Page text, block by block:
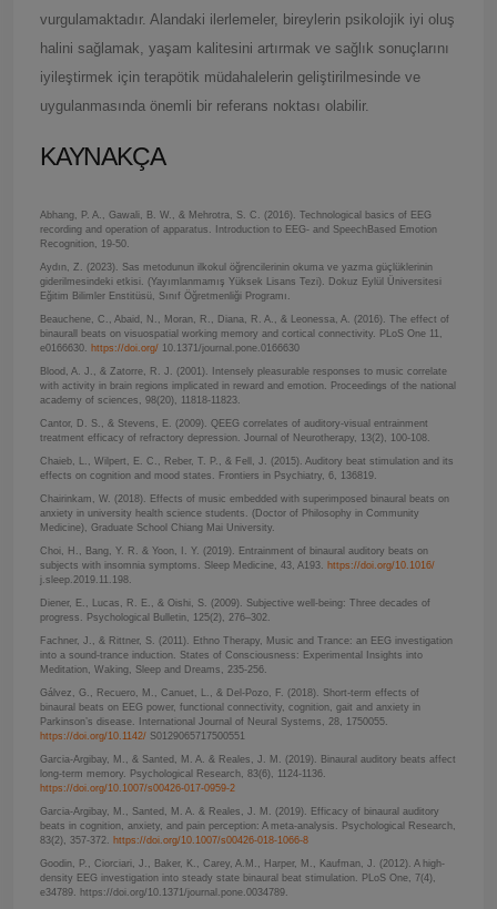
vurgulamaktadır. Alandaki ilerlemeler, bireylerin psikolojik iyi oluş
halini sağlamak, yaşam kalitesini artırmak ve sağlık sonuçlarını
iyileştirmek için terapötik müdahalelerin geliştirilmesinde ve
uygulanmasında önemli bir referans noktası olabilir.
KAYNAKÇA
Abhang, P. A., Gawali, B. W., & Mehrotra, S. C. (2016). Technological basics of EEG
recording and operation of apparatus. Introduction to EEG- and SpeechBased Emotion
Recognition, 19-50.
Aydın, Z. (2023). Sas metodunun ilkokul öğrencilerinin okuma ve yazma güçlüklerinin
giderilmesindeki etkisi. (Yayımlanmamış Yüksek Lisans Tezi). Dokuz Eylül Üniversitesi
Eğitim Bilimler Enstitüsü, Sınıf Öğretmenliği Programı.
Beauchene, C., Abaid, N., Moran, R., Diana, R. A., & Leonessa, A. (2016). The effect of
binaurall beats on visuospatial working memory and cortical connectivity. PLoS One 11,
e0166630. https://doi.org/ 10.1371/journal.pone.0166630
Blood, A. J., & Zatorre, R. J. (2001). Intensely pleasurable responses to music correlate
with activity in brain regions implicated in reward and emotion. Proceedings of the national
academy of sciences, 98(20), 11818-11823.
Cantor, D. S., & Stevens, E. (2009). QEEG correlates of auditory-visual entrainment
treatment efficacy of refractory depression. Journal of Neurotherapy, 13(2), 100-108.
Chaieb, L., Wilpert, E. C., Reber, T. P., & Fell, J. (2015). Auditory beat stimulation and its
effects on cognition and mood states. Frontiers in Psychiatry, 6, 136819.
Chairinkam, W. (2018). Effects of music embedded with superimposed binaural beats on
anxiety in university health science students. (Doctor of Philosophy in Community
Medicine), Graduate School Chiang Mai University.
Choi, H., Bang, Y. R. & Yoon, I. Y. (2019). Entrainment of binaural auditory beats on
subjects with insomnia symptoms. Sleep Medicine, 43, A193. https://doi.org/10.1016/
j.sleep.2019.11.198.
Diener, E., Lucas, R. E., & Oishi, S. (2009). Subjective well-being: Three decades of
progress. Psychological Bulletin, 125(2), 276–302.
Fachner, J., & Rittner, S. (2011). Ethno Therapy, Music and Trance: an EEG investigation
into a sound-trance induction. States of Consciousness: Experimental Insights into
Meditation, Waking, Sleep and Dreams, 235-256.
Gálvez, G., Recuero, M., Canuet, L., & Del-Pozo, F. (2018). Short-term effects of
binaural beats on EEG power, functional connectivity, cognition, gait and anxiety in
Parkinson’s disease. International Journal of Neural Systems, 28, 1750055.
https://doi.org/10.1142/ S0129065717500551
Garcia-Argibay, M., & Santed, M. A. & Reales, J. M. (2019). Binaural auditory beats affect
long-term memory. Psychological Research, 83(6), 1124-1136.
https://doi.org/10.1007/s00426-017-0959-2
Garcia-Argibay, M., Santed, M. A. & Reales, J. M. (2019). Efficacy of binaural auditory
beats in cognition, anxiety, and pain perception: A meta-analysis. Psychological Research,
83(2), 357-372. https://doi.org/10.1007/s00426-018-1066-8
Goodin, P., Ciorciari, J., Baker, K., Carey, A.M., Harper, M., Kaufman, J. (2012). A high-
density EEG investigation into steady state binaural beat stimulation. PLoS One, 7(4),
e34789. https://doi.org/10.1371/journal.pone.0034789.